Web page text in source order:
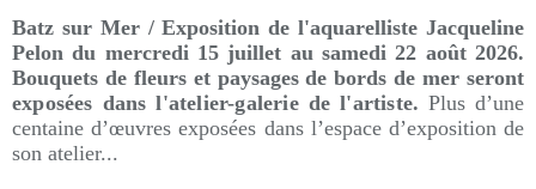
Batz sur Mer / Exposition de l'aquarelliste Jacqueline
Pelon du mercredi 15 juillet au samedi 22 août 2026.
Bouquets de fleurs et paysages de bords de mer seront
exposées dans l'atelier-galerie de l'artiste. Plus d’une
centaine d’œuvres exposées dans l’espace d’exposition de
son atelier...